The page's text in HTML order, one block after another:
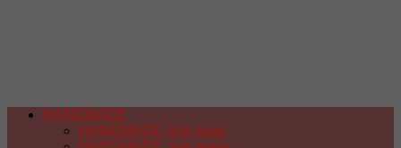
HANDMADE
HANDMADE для дачи